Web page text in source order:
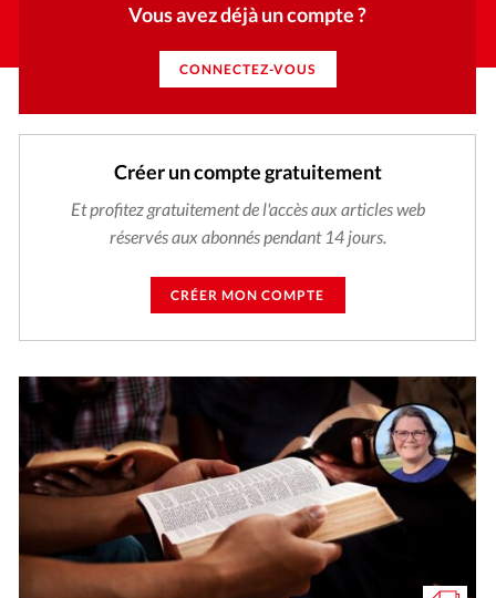
Vous avez déjà un compte ?
CONNECTEZ-VOUS
Créer un compte gratuitement
Et profitez gratuitement de l'accès aux articles web
réservés aux abonnés pendant 14 jours.
CRÉER MON COMPTE